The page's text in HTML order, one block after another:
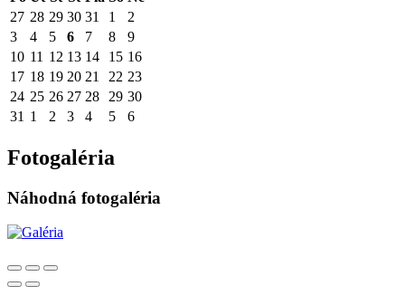
27 28 29 30 31 1
2
3
4 5 6 7 8
9
10 11 12 13 14 15 16
17 18 19 20 21 22 23
24 25 26 27 28 29 30
31 1 2 3 4 5 6
Fotogaléria
Náhodná fotogaléria